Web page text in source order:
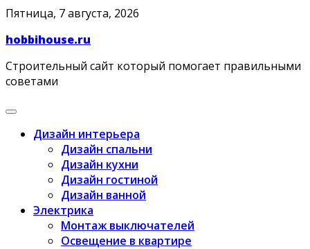
Skip
content
Пятница, 7 августа, 2026
hobbihouse.ru
Строительный сайт который помогает правильными
советами
Дизайн интерьера
Дизайн спальни
Дизайн кухни
Дизайн гостиной
Дизайн ванной
Электрика
Монтаж выключателей
Освещение в квартире